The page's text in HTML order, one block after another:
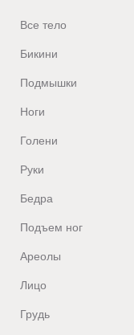
Все тело
Бикини
Подмышки
Ноги
Голени
Руки
Бедра
Подъем ног
Ареолы
Лицо
Грудь